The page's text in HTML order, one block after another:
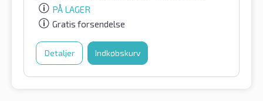
PÅ LAGER
Gratis forsendelse
Detaljer Indkøbskurv